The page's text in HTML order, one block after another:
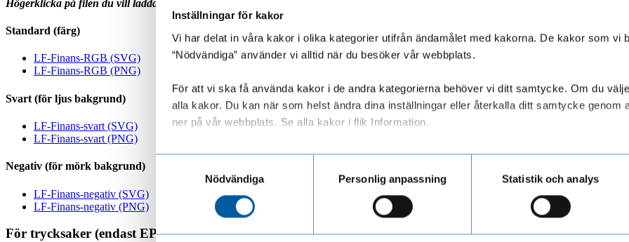
Inställningar för kakor
Vi har delat in våra kakor i olika kategorier utifrån ändamålet med kakorna. De kakor som vi
“Nödvändiga” använder vi alltid när du besöker vår webbplats.
För att vi ska få använda kakor i de andra kategorierna behöver vi ditt samtycke. Om du
alla kakor. Du kan när som helst ändra dina inställningar eller återkalla ditt samtycke genom
ner på vår webbplats. Se alla kakor i flik Information.
Läs mer om hur vi behandlar personuppgifter när du besöker vår webbplats
Nödvändiga
Personlig anpassning Statistik och analys
Högerklicka på filen du vill ladda ner och välj Spara länk som.
Standard (färg)
LF-Finans-RGB (SVG)
LF-Finans-RGB (PNG)
Svart (för ljus bakgrund)
LF-Finans-svart (SVG)
LF-Finans-svart (PNG)
Negativ (för mörk bakgrund)
LF-Finans-negativ (SVG)
LF-Finans-negativ (PNG)
För trycksaker (endast EPS)